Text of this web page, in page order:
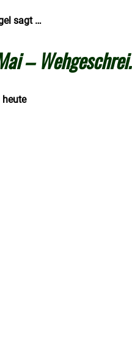
sagt …
– Wehgeschrei.